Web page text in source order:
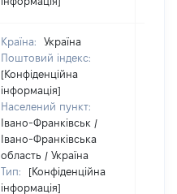
Країна:
Україна
Поштовий індекс:
[Конфіденційна
інформація]
Населений пункт:
Івано-Франківськ /
Івано-Франківська
область / Україна
Тип:
[Конфіденційна
інформація]